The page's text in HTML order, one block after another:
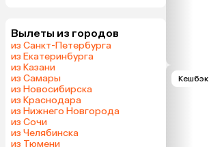
Вылеты из городов
из Санкт-Петербурга
из Екатеринбурга
из Казани
из Самары
из Новосибирска
из Краснодара
из Нижнего Новгорода
из Сочи
из Челябинска
из Тюмени
Кешбэк